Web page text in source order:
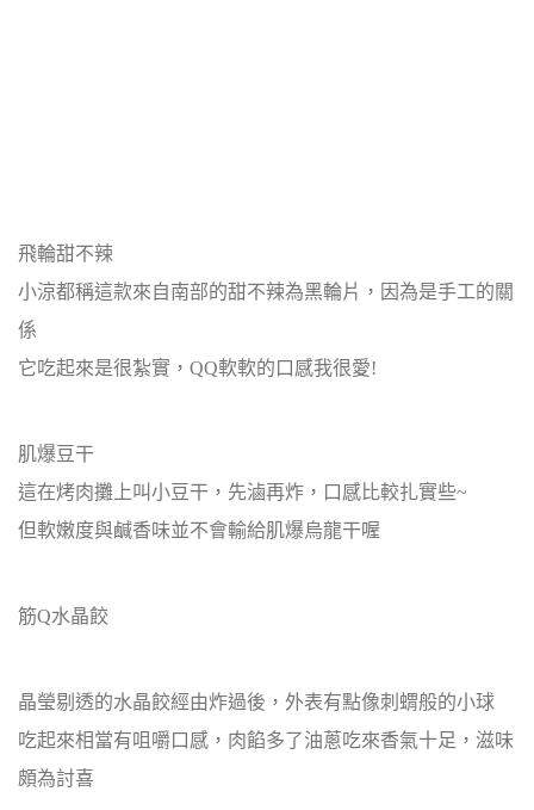
飛輪甜不辣
小涼都稱這款來自南部的甜不辣為黑輪片，因為是手工的關
係
它吃起來是很紮實，QQ軟軟的口感我很愛!
肌爆豆干
這在烤肉攤上叫小豆干，先滷再炸，口感比較扎實些~
但軟嫩度與鹹香味並不會輸給肌爆烏龍干喔
筋Q水晶餃
晶瑩剔透的水晶餃經由炸過後，外表有點像刺蝟般的小球
吃起來相當有咀嚼口感，肉餡多了油蔥吃來香氣十足，滋味
頗為討喜